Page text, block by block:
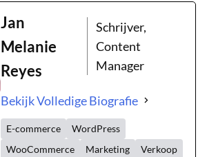
Jan
Melanie
Reyes
Schrijver,
Content
Manager
Bekijk Volledige Biografie
E-commerce
WordPress
WooCommerce
Marketing
Verkoop